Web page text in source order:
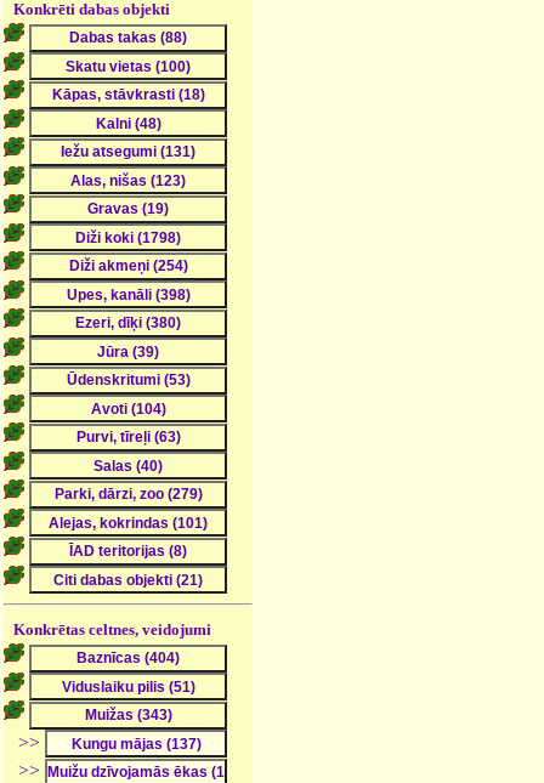
Konkrēti dabas objekti
Konkrētas celtnes, veidojumi
>>
>>